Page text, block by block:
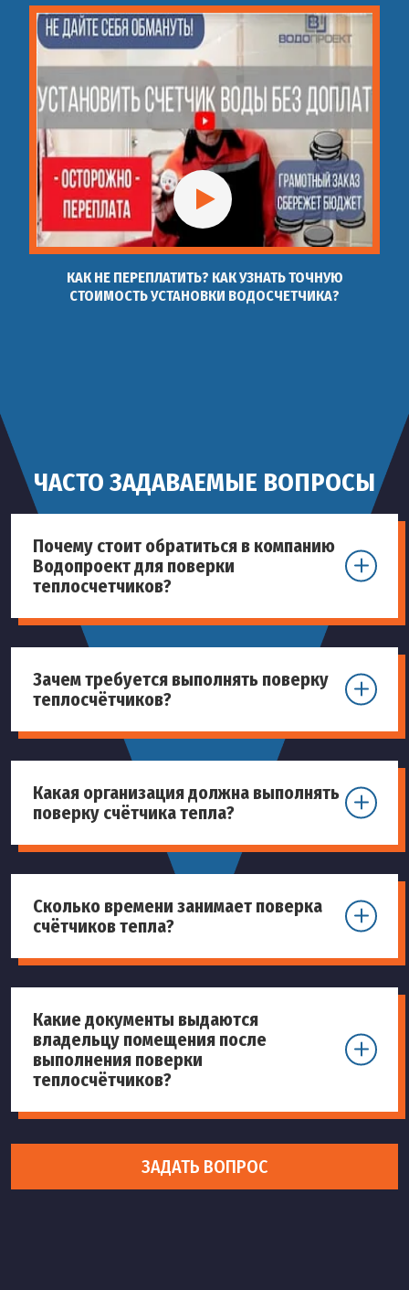
КАК НЕ ПЕРЕПЛАТИТЬ? КАК УЗНАТЬ ТОЧНУЮ
СТОИМОСТЬ УСТАНОВКИ ВОДОСЧЕТЧИКА?
ЧАСТО ЗАДАВАЕМЫЕ ВОПРОСЫ
Почему стоит обратиться в компанию
Водопроект для поверки
теплосчетчиков?
Зачем требуется выполнять поверку
теплосчётчиков?
Какая организация должна выполнять
поверку счётчика тепла?
Сколько времени занимает поверка
счётчиков тепла?
Какие документы выдаются
владельцу помещения после
выполнения поверки
теплосчётчиков?
ЗАДАТЬ ВОПРОС